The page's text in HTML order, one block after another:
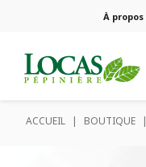
À propos
ACCUEIL | BOUTIQUE |